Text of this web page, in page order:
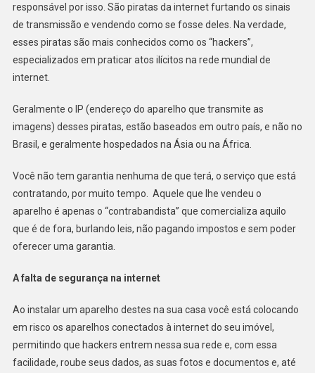
responsável por isso. São piratas da internet furtando os sinais
de transmissão e vendendo como se fosse deles. Na verdade,
esses piratas são mais conhecidos como os “hackers”,
especializados em praticar atos ilícitos na rede mundial de
internet.
Geralmente o IP (endereço do aparelho que transmite as
imagens) desses piratas, estão baseados em outro país, e não no
Brasil, e geralmente hospedados na Ásia ou na África.
Você não tem garantia nenhuma de que terá, o serviço que está
contratando, por muito tempo. Aquele que lhe vendeu o
aparelho é apenas o “contrabandista” que comercializa aquilo
que é de fora, burlando leis, não pagando impostos e sem poder
oferecer uma garantia.
A falta de segurança na internet
Ao instalar um aparelho destes na sua casa você está colocando
em risco os aparelhos conectados à internet do seu imóvel,
permitindo que hackers entrem nessa sua rede e, com essa
facilidade, roube seus dados, as suas fotos e documentos e, até